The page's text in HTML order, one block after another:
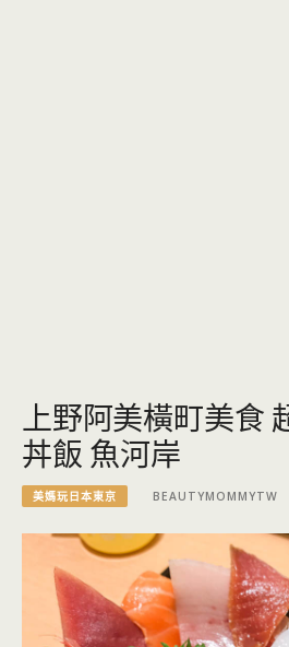
上野阿美橫町美食
丼飯 魚河岸
美媽玩日本東京 BEAUTYMOMMYTW